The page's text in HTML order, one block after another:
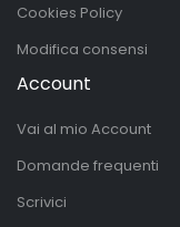
Cookies Policy
Modifica consensi
Account
Vai al mio Account
Domande frequenti
Scrivici